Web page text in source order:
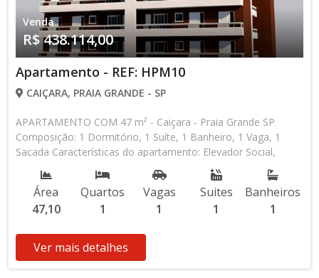
Venda
R$ 438.114,00
Apartamento - REF: HPM10
CAIÇARA, PRAIA GRANDE - SP
APARTAMENTO COM 47 m² - Caiçara - Praia Grande SP
Composição: 1 Dormitório, 1 Suíte, 1 Banheiro, 1 Vaga, 1
Sacada Características do apartamento: Elevador Social,
Elevador de Serviço, Acessibilidade, Portão Automático,
Interfone, Piscina, Salão de Jogos, Salão de Festas,
Academia, Churrasqueira Aceita Financiamento Direto com a
Construtora Lançamento, Em Obras Entrada de R$ 54.764,30
de R$ 10.295,70 R$ 54.764,30 Entrega das Chaves R$
438.114,00 valor Total * Os valores e disponibilidade podem
Área
47,10
Quartos
1
Vagas
1
Suites
1
Banheiros
1
Ver mais detalhes